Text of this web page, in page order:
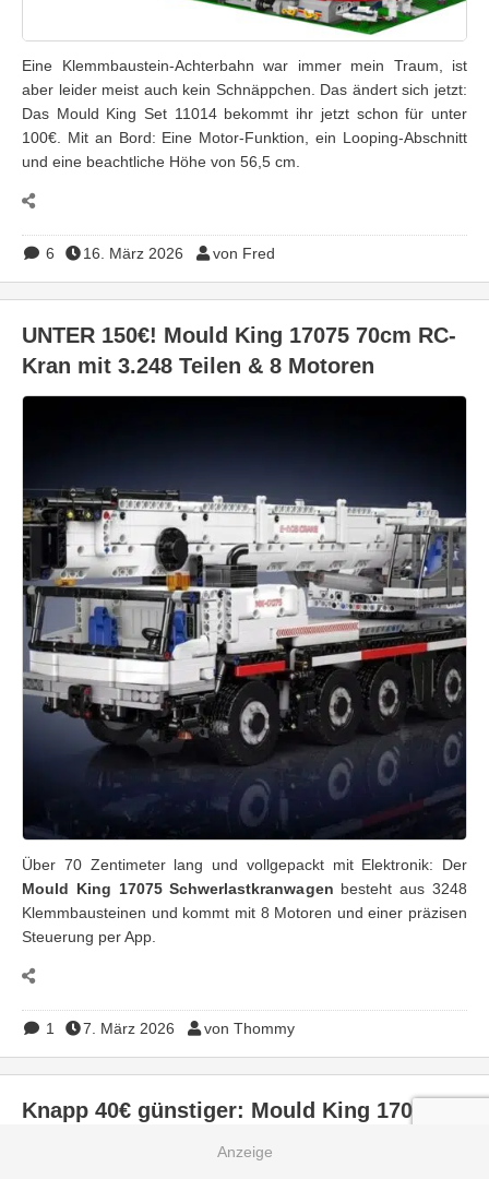
Eine Klemmbaustein-Achterbahn war immer mein Traum, ist
aber leider meist auch kein Schnäppchen. Das ändert sich jetzt:
Das Mould King Set 11014 bekommt ihr jetzt schon für unter
100€. Mit an Bord: Eine Motor-Funktion, ein Looping-Abschnitt
und eine beachtliche Höhe von 56,5 cm.
6 16. März 2026 von Fred
UNTER 150€! Mould King 17075 70cm RC-
Kran mit 3.248 Teilen & 8 Motoren
Über 70 Zentimeter lang und vollgepackt mit Elektronik: Der
Mould King 17075 Schwerlastkranwagen besteht aus 3248
Klemmbausteinen und kommt mit 8 Motoren und einer präzisen
Steuerung per App.
1 7. März 2026 von Thommy
Knapp 40€ günstiger: Mould King 17007
17008 – Großer Kran aus über 8500 Teilen!